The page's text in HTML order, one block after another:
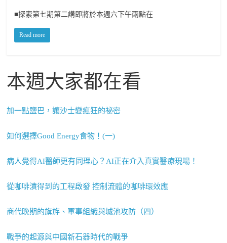
■探索第七期第二講即將於本週六下午兩點在
Read more
本週大家都在看
加一點鹽巴，讓沙士變瘋狂的祕密
如何選擇Good Energy食物！(一)
病人覺得AI醫師更有同理心？AI正在介入真實醫療現場！
從咖啡漬得到的工程啟發 控制流體的咖啡環效應
商代晚期的旗斿、軍事組織與城池攻防（四）
戰爭的起源與中國新石器時代的戰爭